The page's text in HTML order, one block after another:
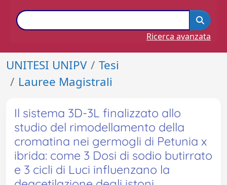
Ricerca avanzata
UNITESI UNIPV
Tesi
Lauree Magistrali
Il sistema 3D-3L finalizzato allo
studio del rimodellamento della
cromatina nei germogli di Petunia x
ibrida: come 3 Dosi di sodio butirrato
e 3 cicli di Luci influenzano la